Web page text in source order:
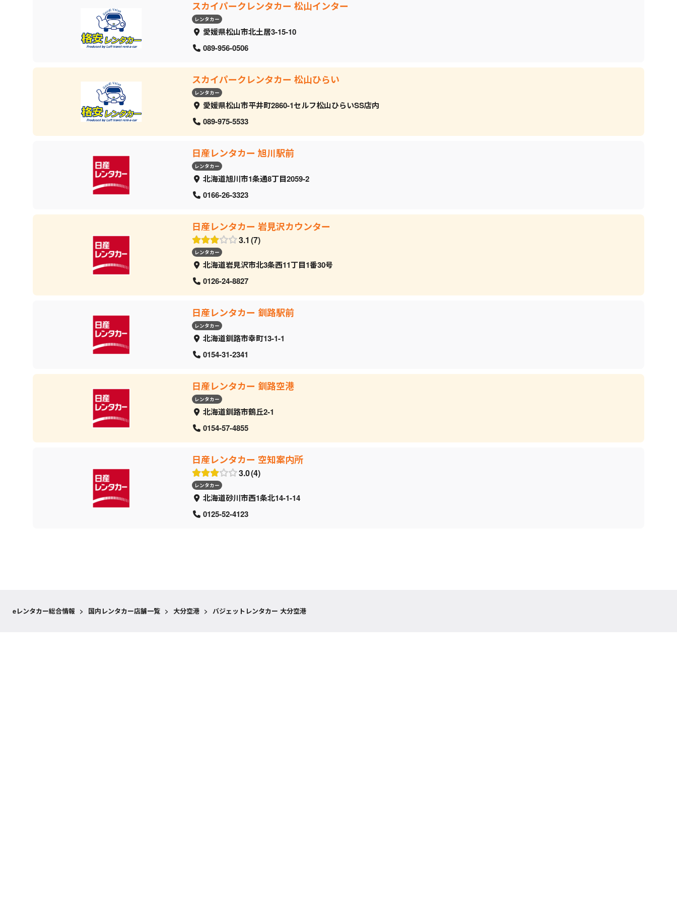
スカイパークレンタカー 松山インター
レンタカー
愛媛県松山市北土居3-15-10
089-956-0506
スカイパークレンタカー 松山ひらい
レンタカー
愛媛県松山市平井町2860-1セルフ松山ひらいSS店内
089-975-5533
日産レンタカー 旭川駅前
レンタカー
北海道旭川市1条通8丁目2059‐2
0166-26-3323
日産レンタカー 岩見沢カウンター
3.1 7
レンタカー
北海道岩見沢市北3条西11丁目1番30号
0126-24-8827
日産レンタカー 釧路駅前
レンタカー
北海道釧路市幸町13-1-1
0154-31-2341
日産レンタカー 釧路空港
レンタカー
北海道釧路市鶴丘2-1
0154-57-4855
日産レンタカー 空知案内所
3.0 4
レンタカー
北海道砂川市西1条北14-1-14
0125-52-4123
eレンタカー総合情報 > 国内レンタカー店舗一覧 > 大分空港 > バジェットレンタカー 大分空港